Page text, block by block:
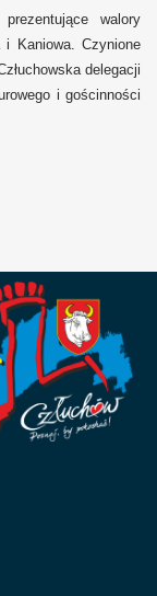
walory
i Kaniowa. Czynione
delegacji
i gościnności